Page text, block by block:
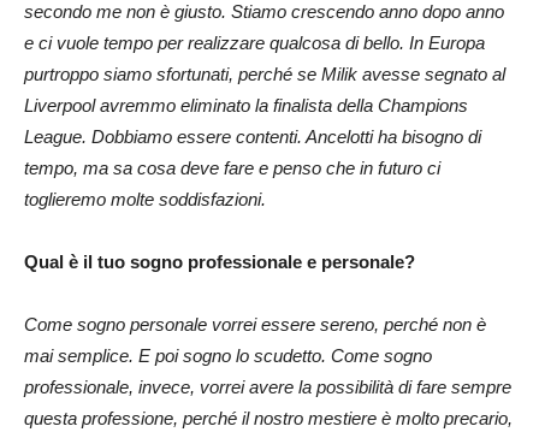
secondo me non è giusto. Stiamo crescendo anno dopo anno
e ci vuole tempo per realizzare qualcosa di bello. In Europa
purtroppo siamo sfortunati, perché se Milik avesse segnato al
Liverpool avremmo eliminato la finalista della Champions
League. Dobbiamo essere contenti. Ancelotti ha bisogno di
tempo, ma sa cosa deve fare e penso che in futuro ci
toglieremo molte soddisfazioni.
Qual è il tuo sogno professionale e personale?
Come sogno personale vorrei essere sereno, perché non è
mai semplice. E poi sogno lo scudetto. Come sogno
professionale, invece, vorrei avere la possibilità di fare sempre
questa professione, perché il nostro mestiere è molto precario,